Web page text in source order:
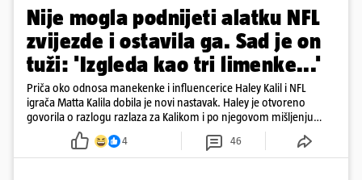
Nije mogla podnijeti alatku NFL
zvijezde i ostavila ga. Sad je on
tuži: 'Izgleda kao tri limenke...'
Priča oko odnosa manekenke i influencerice Haley Kalil i NFL
igrača Matta Kalila dobila je novi nastavak. Haley je otvoreno
govorila o razlogu razlaza za Kalikom i po njegovom mišljenju
prešla granicu dobrog ukusa
4 46